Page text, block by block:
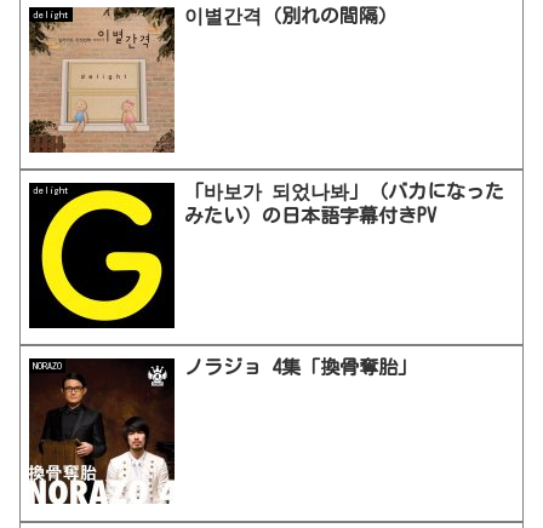
delight 이별간격（別れの間隔）
delight
「바보가 되었나봐」（バカになった
みたい）の日本語字幕付きPV
NORAZO ノラジョ 4集「換骨奪胎」